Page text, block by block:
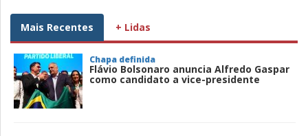
Mais Recentes + Lidas
Chapa definida
Flávio Bolsonaro anuncia Alfredo Gaspar
como candidato a vice-presidente